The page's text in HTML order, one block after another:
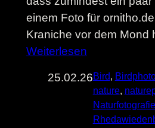
einem Foto für
Kraniche vor dem Mond
Weiterlesen
25.02.26Bird,
nature,
Naturfotografie